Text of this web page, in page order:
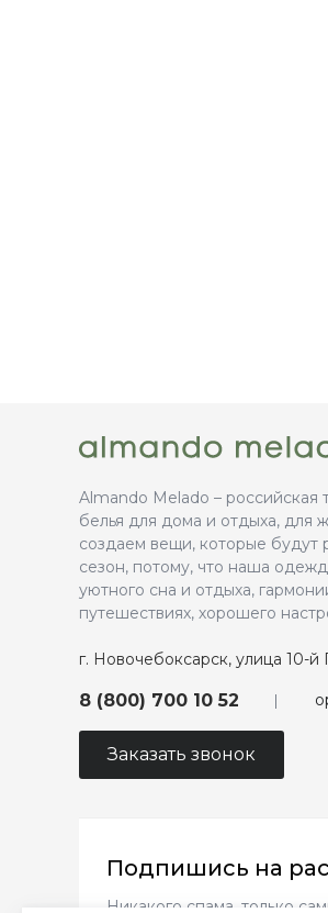
Almando Melado – российская
белья для дома и отдыха,
создаем вещи, которые будут
сезон, потому, что наша
уютного сна и отдыха,
путешествиях, хорошего
г. Новочебоксарск, улица 10-й
8 (800) 700 10 52
Заказать звонок
Подпишись на
Никакого спама, только